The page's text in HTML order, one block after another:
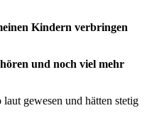
Kindern verbringen
und noch viel mehr
gewesen und hätten stetig